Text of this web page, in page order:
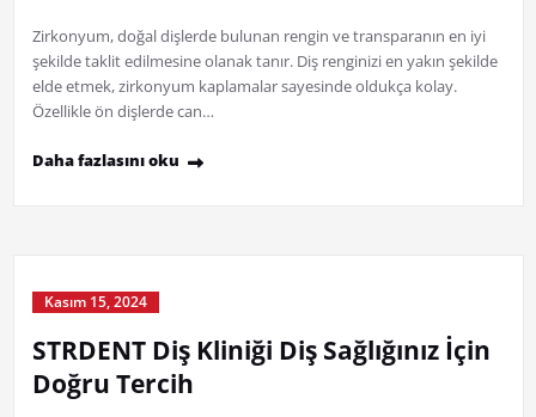
Zirkonyum, doğal dişlerde bulunan rengin ve transparanın en iyi
şekilde taklit edilmesine olanak tanır. Diş renginizi en yakın şekilde
elde etmek, zirkonyum kaplamalar sayesinde oldukça kolay.
Özellikle ön dişlerde can…
Daha fazlasını oku
Kasım 15, 2024
STRDENT Diş Kliniği Diş Sağlığınız İçin
Doğru Tercih